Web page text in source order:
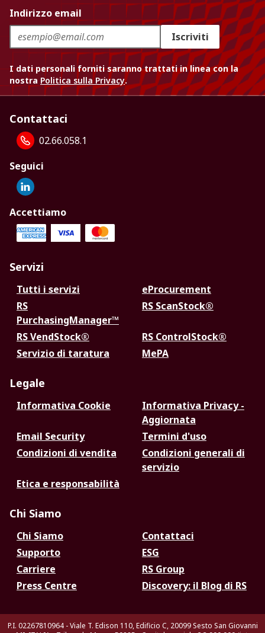
Indirizzo email
Iscriviti
I dati personali forniti saranno trattati in linea con la
nostra Politica sulla Privacy.
Contattaci
02.66.058.1
Seguici
Accettiamo
Servizi
Tutti i servizi
eProcurement
RS
PurchasingManager™
RS ScanStock®
RS VendStock®
RS ControlStock®
Servizio di taratura
MePA
Legale
Informativa Cookie
Informativa Privacy -
Aggiornata
Email Security
Termini d'uso
Condizioni di vendita
Condizioni generali di
servizio
Etica e responsabilità
Chi Siamo
Chi Siamo
Contattaci
Supporto
ESG
Carriere
RS Group
Press Centre
Discovery: il Blog di RS
P.I. 02267810964 - Viale T. Edison 110, Edificio C, 20099 Sesto San Giovanni